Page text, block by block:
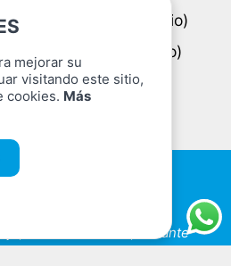
Pueblo (San Fulgencio)
Pueblo (San Fulgencio)
03194 La Marina, Alicante
mejorar su
visitando este sitio,
cookies. Más